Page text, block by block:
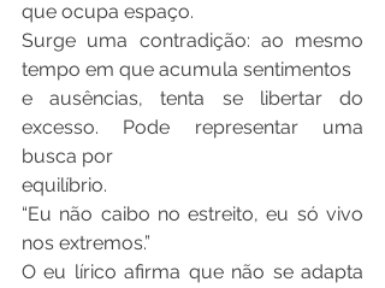
que ocupa espaço.
Surge uma contradição: ao mesmo
tempo em que acumula sentimentos
e ausências, tenta se libertar do
excesso. Pode representar uma
busca por
equilíbrio.
“Eu não caibo no estreito, eu só vivo
nos extremos.”
O eu lírico afirma que não se adapta